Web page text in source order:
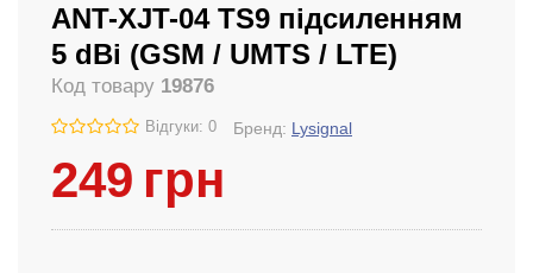
ANT-XJT-04 TS9 підсиленням
5 dBi (GSM / UMTS / LTE)
Код товару 19876
Відгуки: 0 Бренд: Lysignal
249 грн